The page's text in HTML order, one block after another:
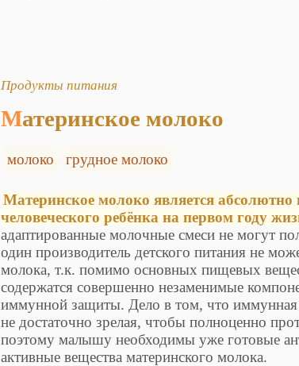
Продукты питания
Материнское молоко
молоко грудное молоко
Материнское молоко является
человеческого ребёнка на первом году
адаптированные молочные смеси не могут
один производитель детского питания не
молока, т.к. помимо основных пищевых
содержатся совершенно незаменимые
иммунной защиты. Дело в том, что иммунная
не достаточно зрелая, чтобы полноценно
поэтому малышу необходимы уже готовые
активные вещества материнского молока.